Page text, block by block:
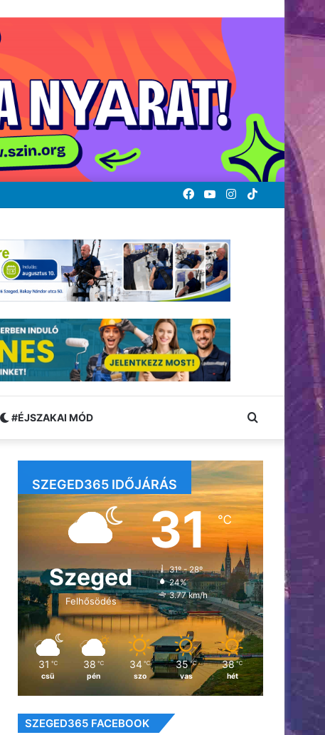
TikTok
Instagram
YouTube
Facebook
#ÉJSZAKAI MÓD Keresés:
SZEGED365 IDŐJÁRÁS
Szeged
Felhősödés
31℃
31º - 28º
24%
3.77 km/h
31 ℃
csü
38 ℃
pén
34 ℃
szo
35 ℃
vas
38 ℃
hét
SZEGED365 FACEBOOK